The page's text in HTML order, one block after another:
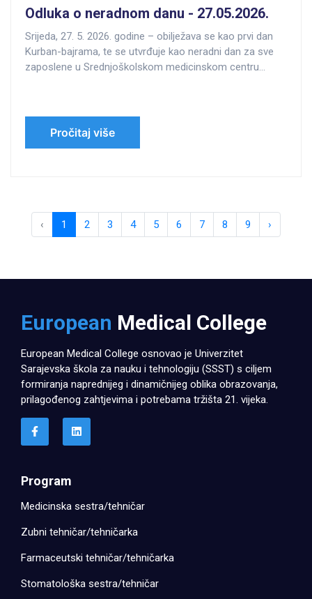
Odluka o neradnom danu - 27.05.2026.
Srijeda, 27. 5. 2026. godine – obilježava se kao prvi dan
Kurban-bajrama, te se utvrđuje kao neradni dan za sve
zaposlene u Srednjoškolskom medicinskom centru
Pročitaj više
‹ 1 2 3 4 5 6 7 8 9 ›
European Medical College
European Medical College osnovao je Univerzitet
Sarajevska škola za nauku i tehnologiju (SSST) s ciljem
formiranja naprednijeg i dinamičnijeg oblika obrazovanja,
prilagođenog zahtjevima i potrebama tržišta 21. vijeka.
Program
Medicinska sestra/tehničar
Zubni tehničar/tehničarka
Farmaceutski tehničar/tehničarka
Stomatološka sestra/tehničar